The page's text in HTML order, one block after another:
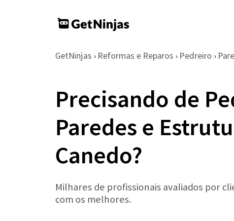
GetNinjas › Reformas e Reparos › Pedreiro ›
Precisando de
Paredes e
Canedo?
Milhares de profissionais avaliados por
com os melhores.